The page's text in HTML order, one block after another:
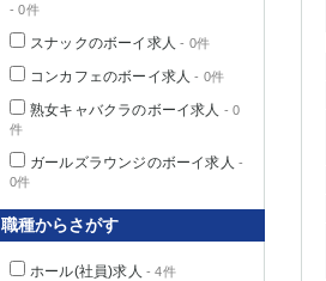
- 0件
スナックのボーイ求人 - 0件
コンカフェのボーイ求人 - 0件
熟女キャバクラのボーイ求人 - 0
件
ガールズラウンジのボーイ求人 -
0件
職種からさがす
ホール(社員)求人 - 4件
茨城県
群馬県